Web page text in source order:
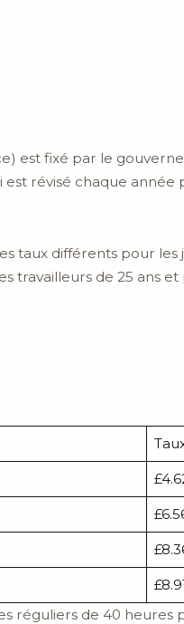
est fixé par le
révisé chaque
taux différents pour les
travailleurs de 25 ans et
réguliers de 40 heures